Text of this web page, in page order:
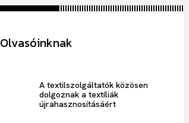
Olvasóinknak
A textilszolgáltatók közösen
dolgoznak a textíliák
újrahasznosításáért